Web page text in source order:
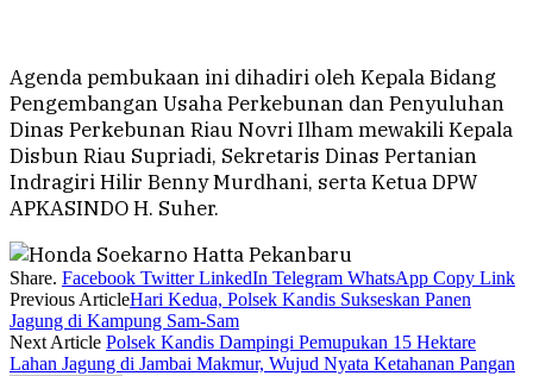
Agenda pembukaan ini dihadiri oleh Kepala Bidang
Pengembangan Usaha Perkebunan dan Penyuluhan
Dinas Perkebunan Riau Novri Ilham mewakili Kepala
Disbun Riau Supriadi, Sekretaris Dinas Pertanian
Indragiri Hilir Benny Murdhani, serta Ketua DPW
APKASINDO H. Suher.
Share. Facebook Twitter LinkedIn Telegram WhatsApp Copy Link
Previous ArticleHari Kedua, Polsek Kandis Sukseskan Panen
Jagung di Kampung Sam-Sam
Next Article Polsek Kandis Dampingi Pemupukan 15 Hektare
Lahan Jagung di Jambai Makmur, Wujud Nyata Ketahanan Pangan